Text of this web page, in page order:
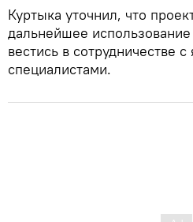
Куртыка уточнил, что
дальнейшее
вестись в сотрудничестве
специалистами.